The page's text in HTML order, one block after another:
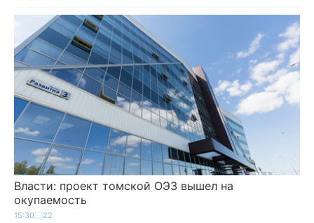
Власти: проект томской ОЭЗ вышел на
окупаемость
15:30 22